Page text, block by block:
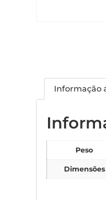
Informação
Peso
Dimensões